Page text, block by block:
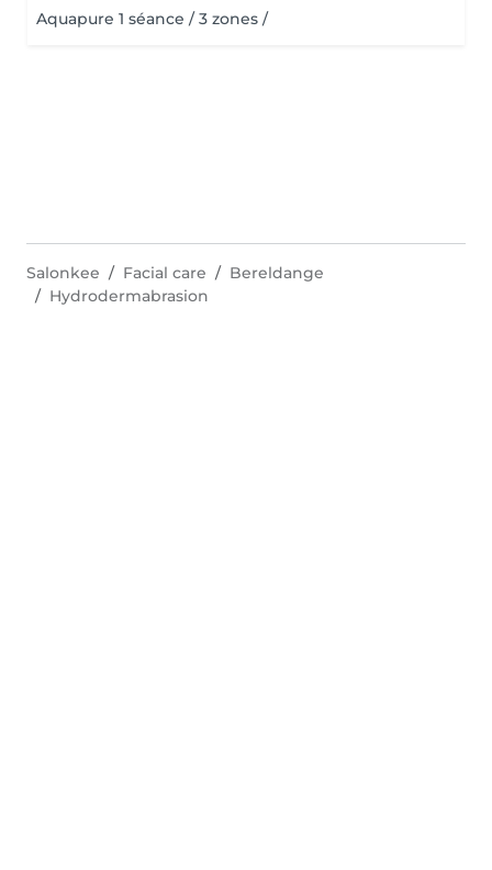
Aquapure 1 séance / 3 zones /
Salonkee Facial care
Bereldange
Hydrodermabrasion